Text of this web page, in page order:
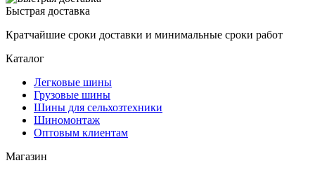
Быстрая доставка
Кратчайшие сроки доставки и минимальные сроки работ
Каталог
Легковые шины
Грузовые шины
Шины для сельхозтехники
Шиномонтаж
Оптовым клиентам
Магазин